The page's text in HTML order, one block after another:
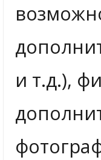
и т.д.),